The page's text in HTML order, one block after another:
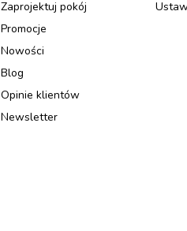
Zaprojektuj pokój
Promocje
Nowości
Blog
Opinie klientów
Newsletter